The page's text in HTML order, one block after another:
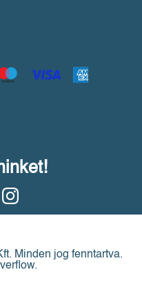
Minden jog fenntartva.